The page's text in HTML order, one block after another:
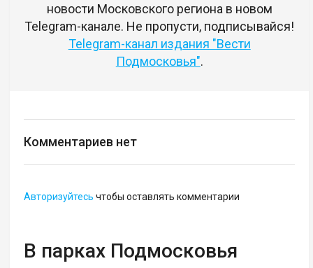
новости Московского региона в новом
Telegram-канале. Не пропусти, подписывайся!
Telegram-канал издания "Вести
Подмосковья".
Комментариев нет
Авторизуйтесь чтобы оставлять комментарии
В парках Подмосковья